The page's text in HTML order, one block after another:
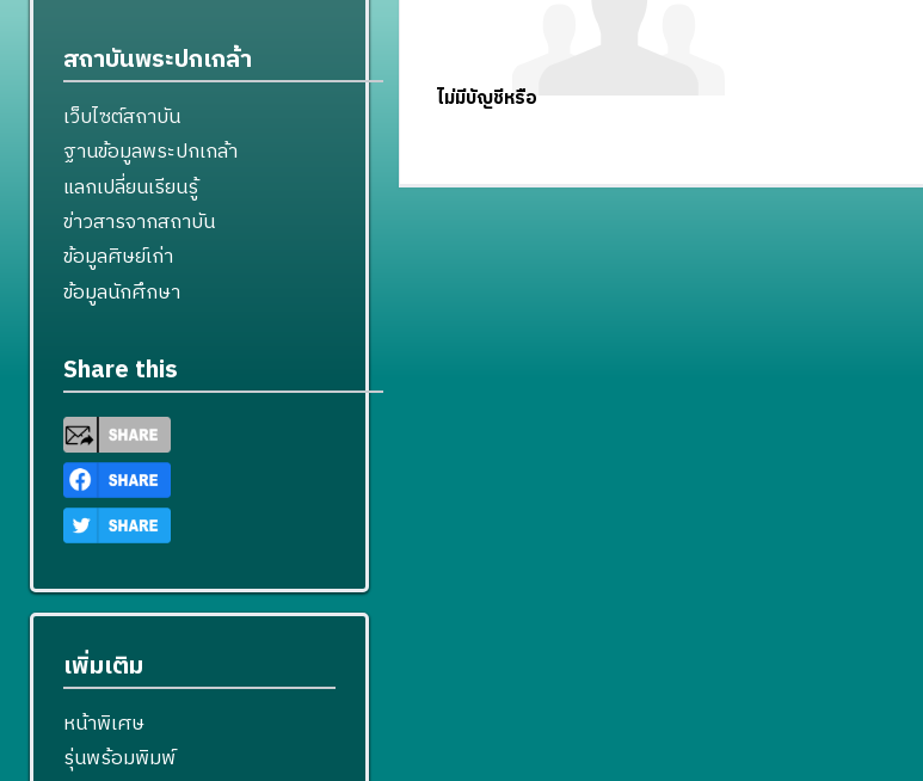
ไม่มีบัญชีหรือ
สถาบันพระปกเกล้า
เว็บไซต์สถาบัน
ฐานข้อมูลพระปกเกล้า
แลกเปลี่ยนเรียนรู้
ข่าวสารจากสถาบัน
ข้อมูลศิษย์เก่า
ข้อมูลนักศึกษา
Share this
เพิ่มเติม
หน้าพิเศษ
รุ่นพร้อมพิมพ์